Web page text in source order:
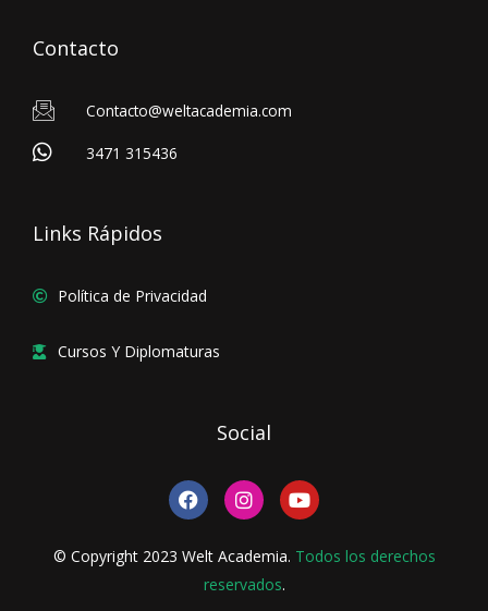
Contacto
Contacto@weltacademia.com
3471 315436
Links Rápidos
Política de Privacidad
Cursos Y Diplomaturas
Social
F
a
c
e
b
I
n
s
t
a
g
Y
o
u
t
u
© Copyright 2023 Welt Academia. Todos los derechos
reservados.